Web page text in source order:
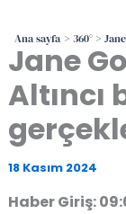
Ana sayfa 360°
Jane
Altıncı
18 Kasım 2024
Haber Giriş: